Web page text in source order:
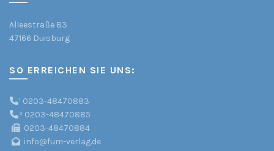
Alleestraße 83
47166 Duisburg
SO ERREICHEN SIE UNS:
¹ 0203-48470883
² 0203-48470885
0203-48470884
info@fum-verlag.de